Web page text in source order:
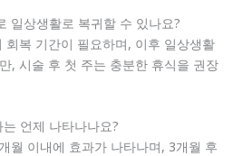
일상생활로 복귀할 수 있나요?
회복 기간이 필요하며, 이후 일상생활
, 시술 후 첫 주는 충분한 휴식을 권장
언제 나타나나요?
월 이내에 효과가 나타나며, 3개월 후